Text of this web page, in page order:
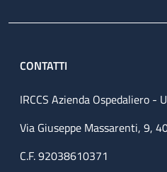
CONTATTI
IRCCS Azienda Ospedaliero -
Via Giuseppe Massarenti, 9,
C.F. 92038610371